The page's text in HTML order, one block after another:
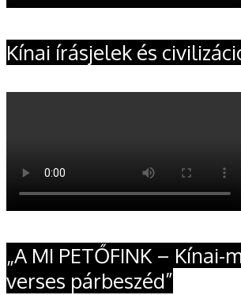
Kínai írásjelek és
„A MI PETŐFINK – Kínai-
verses párbeszéd”